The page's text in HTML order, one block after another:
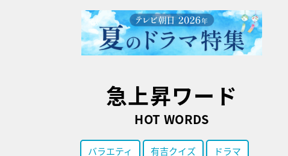
急上昇ワード
HOT WORDS
バラエティ 有吉クイズ ドラマ